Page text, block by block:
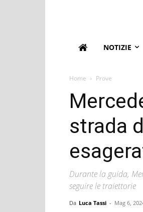
NOTIZIE
Home Prove
strada
Durante la guida,
seguire le traiettorie
Da Luca Tassi - Mag 6,